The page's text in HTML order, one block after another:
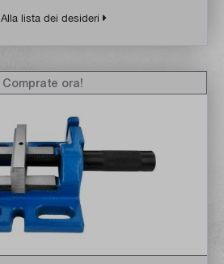
Alla lista dei desideri
Comprate ora!